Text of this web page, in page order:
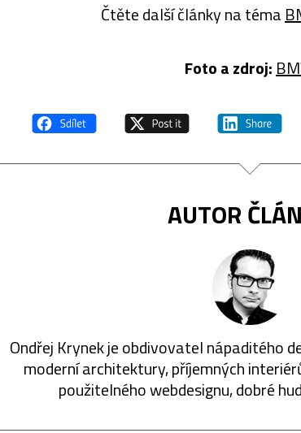
Čtěte další články na téma
Foto a zdroj:
AUTOR
Ondřej Krynek je obdivovatel nápaditého
moderní architektury, příjemných
použitelného webdesignu, dobré